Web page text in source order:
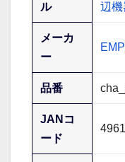
ル
辺機
メーカ
ー
品番
JANコ
ード